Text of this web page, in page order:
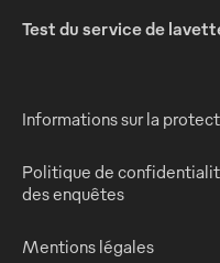
Test du service de
Informations sur la
Politique de
des enquêtes
Mentions légales